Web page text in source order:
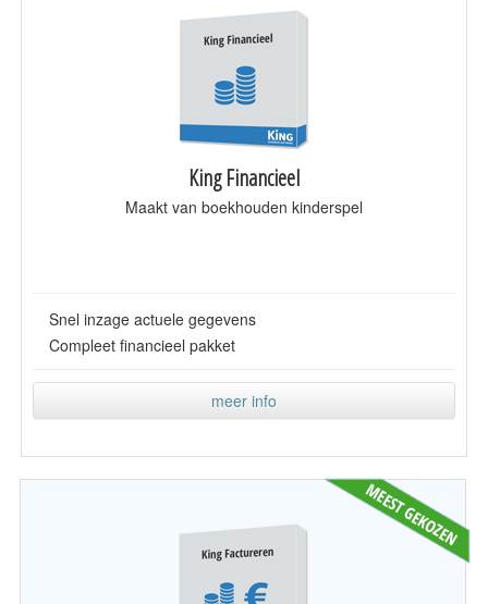
King Financieel
Maakt van boekhouden kinderspel
Snel inzage actuele gegevens
Compleet financieel pakket
meer info